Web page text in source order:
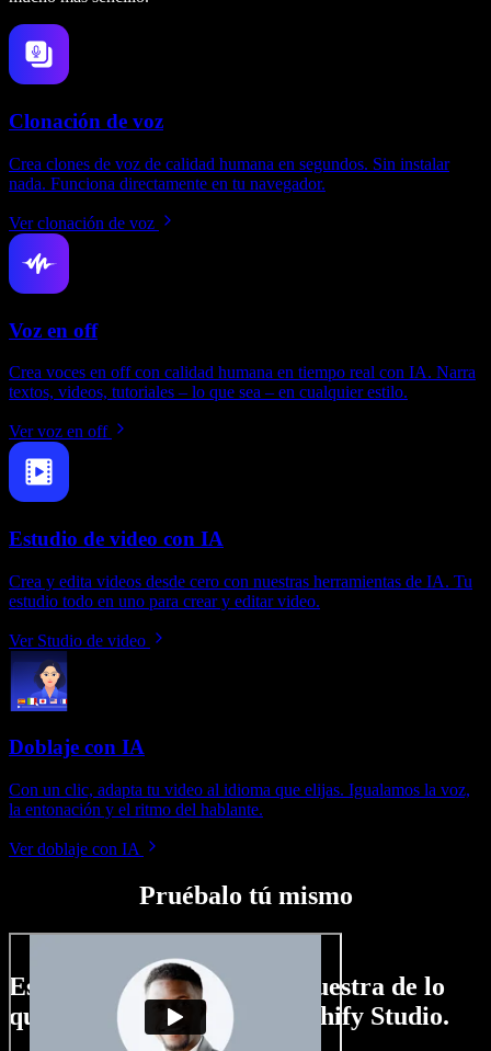
Clonación de voz
Crea clones de voz de calidad humana en segundos. Sin instalar
nada. Funciona directamente en tu navegador.
Ver clonación de voz
Voz en off
Crea voces en off con calidad humana en tiempo real con IA. Narra
textos, videos, tutoriales – lo que sea – en cualquier estilo.
Ver voz en off
Estudio de video con IA
Crea y edita videos desde cero con nuestras herramientas de IA. Tu
estudio todo en uno para crear y editar video.
Ver Studio de video
Doblaje con IA
Con un clic, adapta tu video al idioma que elijas. Igualamos la voz,
la entonación y el ritmo del hablante.
Ver doblaje con IA
Pruébalo tú mismo
Esto es solo una pequeña muestra de lo
que podrás hacer con Speechify Studio.